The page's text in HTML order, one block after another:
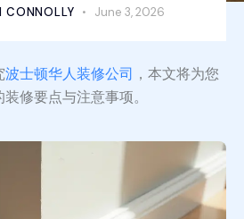
CONNOLLY June 3, 2026
波士顿华人装修公司 ，本文将为您
修要点与注意事项。